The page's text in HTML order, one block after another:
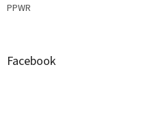
PPWR
Facebook